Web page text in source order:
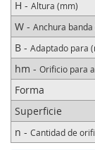
H - Altura (mm)
W - Anchura banda
B - Adaptado para
hm - Orificio para
Forma
Superficie
n - Cantidad de